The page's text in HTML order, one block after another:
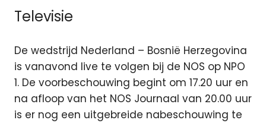
Televisie
De wedstrijd Nederland – Bosnië Herzegovina
is vanavond live te volgen bij de NOS op NPO
1. De voorbeschouwing begint om 17.20 uur en
na afloop van het NOS Journaal van 20.00 uur
is er nog een uitgebreide nabeschouwing te